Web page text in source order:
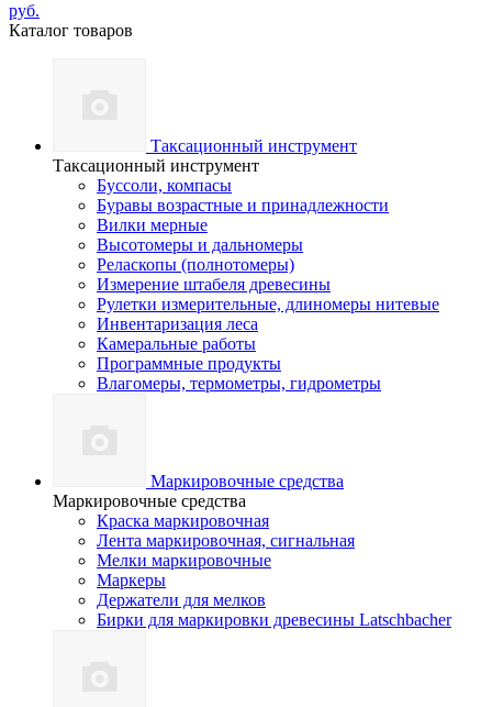
руб.
Каталог товаров
Таксационный инструмент
Таксационный инструмент
Буссоли, компасы
Буравы возрастные и принадлежности
Вилки мерные
Высотомеры и дальномеры
Реласкопы (полнотомеры)
Измерение штабеля древесины
Рулетки измерительные, длиномеры нитевые
Инвентаризация леса
Камеральные работы
Программные продукты
Влагомеры, термометры, гидрометры
Маркировочные средства
Маркировочные средства
Краска маркировочная
Лента маркировочная, сигнальная
Мелки маркировочные
Маркеры
Держатели для мелков
Бирки для маркировки древесины Latschbacher